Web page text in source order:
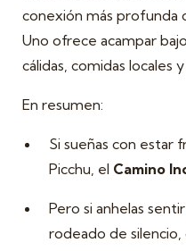
conexión más profunda
Uno ofrece acampar
cálidas, comidas locales
En resumen:
Si sueñas con estar
Picchu, el Camino
Pero si anhelas
rodeado de silencio,